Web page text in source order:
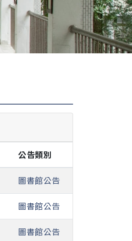
公告類別
圖書館公告
圖書館公告
圖書館公告